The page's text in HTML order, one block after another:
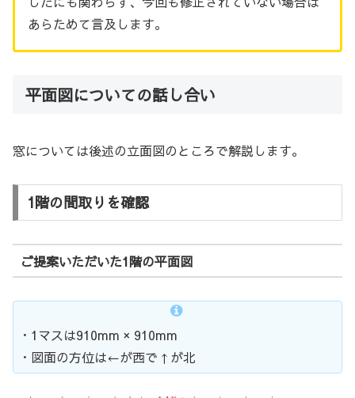
あらためて言及します。
平面図についての話し合い
窓については後述の立面図のところで解説します。
1階の間取りを確認
ご提案いただいた1階の平面図
・1マスは910mm × 910mm
・図面の方位は←が西で↑が北